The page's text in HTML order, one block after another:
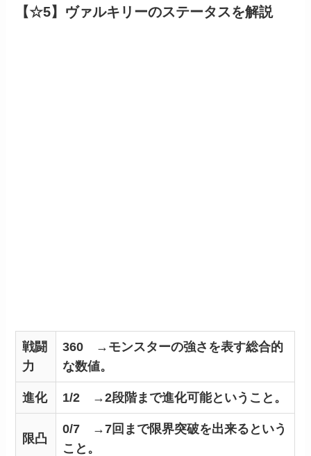
【☆5】ヴァルキリーのステータスを解説
戦闘
力
360 →モンスターの強さを表す総合的
な数値。
進化 1/2 →2段階まで進化可能ということ。
限凸
0/7 →7回まで限界突破を出来るという
こと。